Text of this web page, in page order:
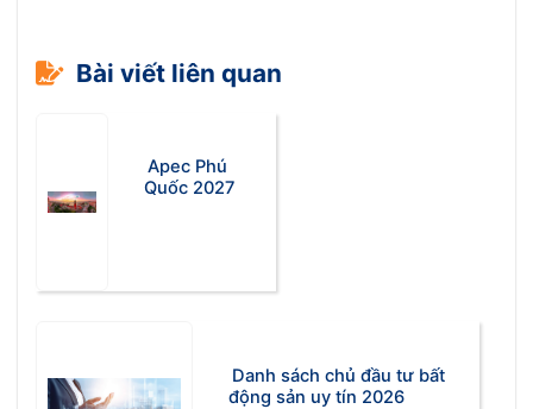
Bài viết liên quan
Apec Phú
Quốc 2027
Danh sách chủ đầu tư bất
động sản uy tín 2026